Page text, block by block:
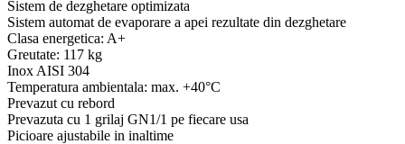
Sistem de dezghetare optimizata
Sistem automat de evaporare a apei rezultate din dezghetare
Clasa energetica: A+
Greutate: 117 kg
Inox AISI 304
Temperatura ambientala: max. +40°C
Prevazut cu rebord
Prevazuta cu 1 grilaj GN1/1 pe fiecare usa
Picioare ajustabile in inaltime